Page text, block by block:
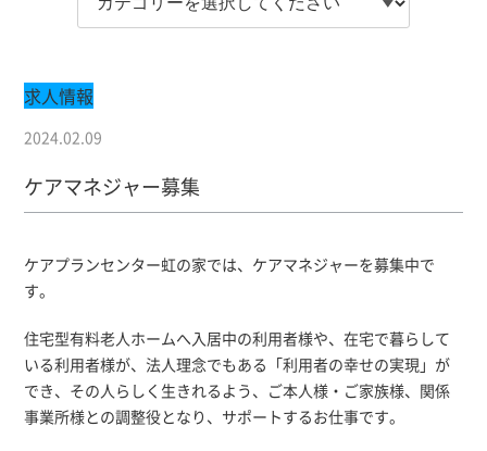
求人情報
2024.02.09
ケアマネジャー募集
ケアプランセンター虹の家では、ケアマネジャーを募集中で
す。
住宅型有料老人ホームへ入居中の利用者様や、在宅で暮らして
いる利用者様が、法人理念でもある「利用者の幸せの実現」が
でき、その人らしく生きれるよう、ご本人様・ご家族様、関係
事業所様との調整役となり、サポートするお仕事です。